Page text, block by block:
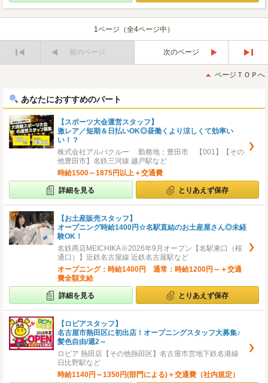
1ページ（全4ページ中）
前のページ
次のページ
後
ページＴＯＰへ
あなたにおすすめのパート
【スポーツ大会運営スタッフ】
激レア／短期＆日払いOK◎昼働くより涼しくて効率い
い！？
株式会社アルバクルー 勤務地：豊田市 【001】【その
他豊田市】名鉄三河線 越戸駅など
時給1500～1875円以上＋交通費
詳細を見る とりあえず保存
【お土産販売スタッフ】
オープニング時給1400円☆名駅直結のお土産屋さん◎未経
験OK！
名鉄商店MEICHIKA※2026年9月オープン【名駅東口（桜
通口）】近鉄名古屋線 近鉄名古屋駅など
オープニング：時給1400円 通常：時給1200円～＋交通
費全額支給
詳細を見る とりあえず保存
【ロピアスタッフ】
名古屋市熱田区に初出店！オープニングスタッフ大募集♪
髪色自由/週2～
ロピア 熱田店【その他熱田区】名古屋市営地下鉄名港線
日比野駅など
時給1140円～1350円(部門による)＋交通費（社内規定）